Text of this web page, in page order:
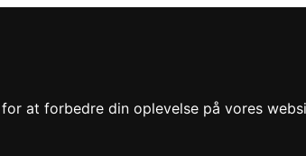
at forbedre din oplevelse på vores